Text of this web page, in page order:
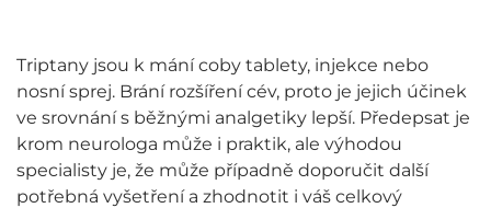
Triptany jsou k mání coby tablety, injekce nebo
nosní sprej. Brání rozšíření cév, proto je jejich účinek
ve srovnání s běžnými analgetiky lepší. Předepsat je
krom neurologa může i praktik, ale výhodou
specialisty je, že může případně doporučit další
potřebná vyšetření a zhodnotit i váš celkový